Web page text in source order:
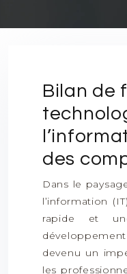
Bilan de
des
Dans le
l’information
rapide et
devenu un
les